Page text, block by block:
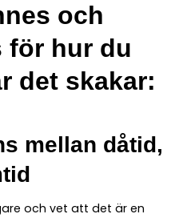
och
för hur du
det skakar:
mellan dåtid,
och vet att det är en